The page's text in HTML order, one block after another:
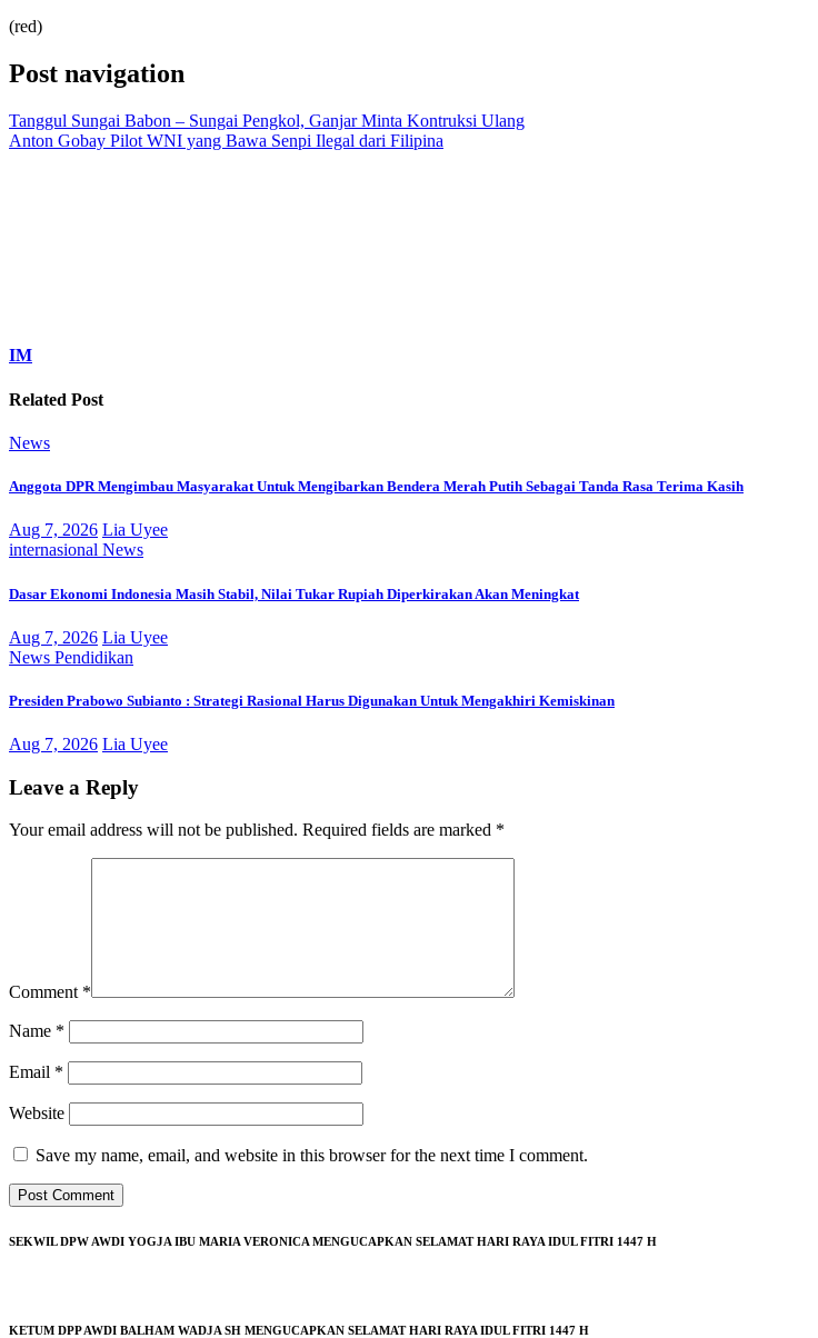
(red)
Post navigation
Tanggul Sungai Babon – Sungai Pengkol, Ganjar Minta Kontruksi Ulang
Anton Gobay Pilot WNI yang Bawa Senpi Ilegal dari Filipina
IM
Related Post
News
Anggota DPR Mengimbau Masyarakat Untuk Mengibarkan Bendera Merah Putih Sebagai Tanda Rasa Terima Kasih
Aug 7, 2026 Lia Uyee
internasional News
Dasar Ekonomi Indonesia Masih Stabil, Nilai Tukar Rupiah Diperkirakan Akan Meningkat
Aug 7, 2026 Lia Uyee
News Pendidikan
Presiden Prabowo Subianto : Strategi Rasional Harus Digunakan Untuk Mengakhiri Kemiskinan
Aug 7, 2026 Lia Uyee
Leave a Reply
Your email address will not be published. Required fields are marked *
Comment *
Name *
Email *
Website
Save my name, email, and website in this browser for the next time I comment.
SEKWIL DPW AWDI YOGJA IBU MARIA VERONICA MENGUCAPKAN SELAMAT HARI RAYA IDUL FITRI 1447 H
KETUM DPP AWDI BALHAM WADJA SH MENGUCAPKAN SELAMAT HARI RAYA IDUL FITRI 1447 H